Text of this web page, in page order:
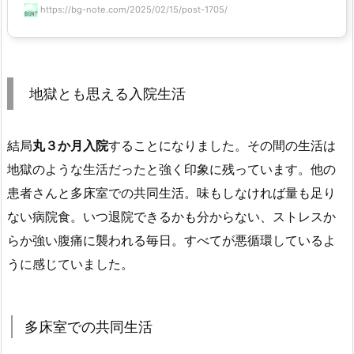
https://bg-note.com/2025/02/15/post-1705/
地獄とも思える入院生活
結局丸３か月入院することになりました。その間の生活は
地獄のような生活だったと強く印象に残っています。他の
患者さんと多床室での共同生活。味もしなければ量も足り
ない病院食。いつ退院できるかも分からない、ストレスか
らか強い腹痛に襲われる毎日。すべてが悪循環しているよ
うに感じていました。
多床室での共同生活